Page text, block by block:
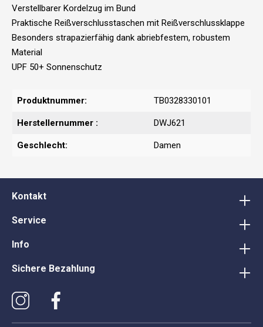
Verstellbarer Kordelzug im Bund
Praktische Reißverschlusstaschen mit Reißverschlussklappe
Besonders strapazierfähig dank abriebfestem, robustem
Material
UPF 50+ Sonnenschutz
Produktnummer: TB0328330101
Herstellernummer : DWJ621
Geschlecht: Damen
Kontakt
Service
Info
Sichere Bezahlung